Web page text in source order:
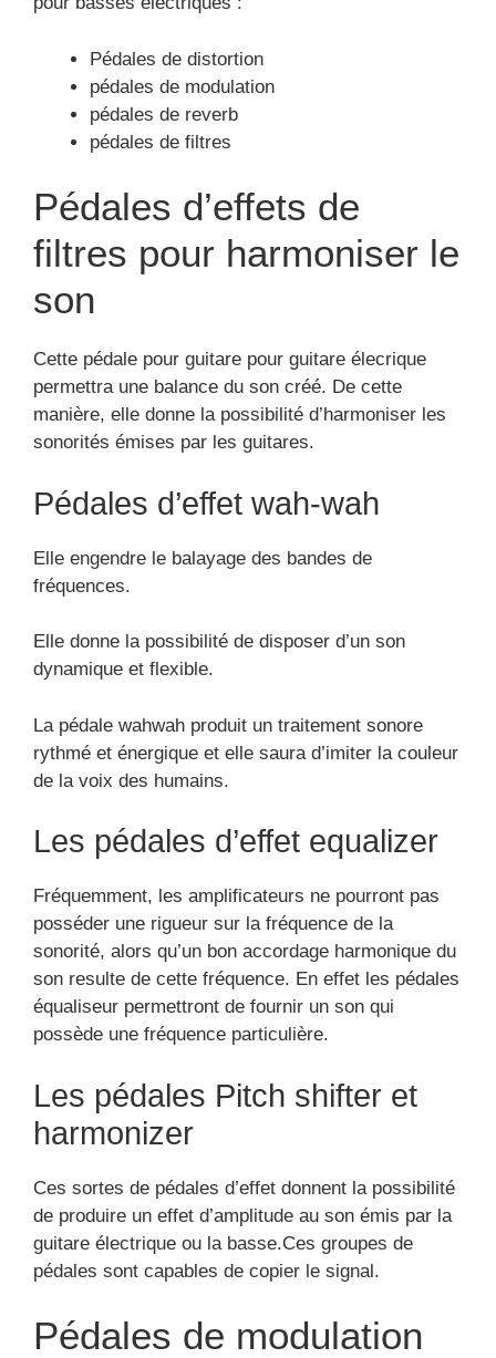
Pédales de distortion
pédales de modulation
pédales de reverb
pédales de filtres
Pédales d’effets de
filtres pour harmoniser le
son
Cette pédale pour guitare pour guitare élecrique
permettra une balance du son créé. De cette
manière, elle donne la possibilité d’harmoniser les
sonorités émises par les guitares.
Pédales d’effet wah-wah
Elle engendre le balayage des bandes de
fréquences.
Elle donne la possibilité de disposer d’un son
dynamique et flexible.
La pédale wahwah produit un traitement sonore
rythmé et énergique et elle saura d’imiter la couleur
de la voix des humains.
Les pédales d’effet equalizer
Fréquemment, les amplificateurs ne pourront pas
posséder une rigueur sur la fréquence de la
sonorité, alors qu’un bon accordage harmonique du
son resulte de cette fréquence. En effet les pédales
équaliseur permettront de fournir un son qui
possède une fréquence particulière.
Les pédales Pitch shifter et
harmonizer
Ces sortes de pédales d’effet donnent la possibilité
de produire un effet d’amplitude au son émis par la
guitare électrique ou la basse.Ces groupes de
pédales sont capables de copier le signal.
Pédales de modulation